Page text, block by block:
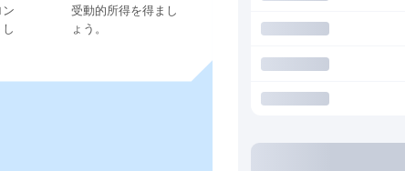
ン
受動的所得を得まし
ょう。